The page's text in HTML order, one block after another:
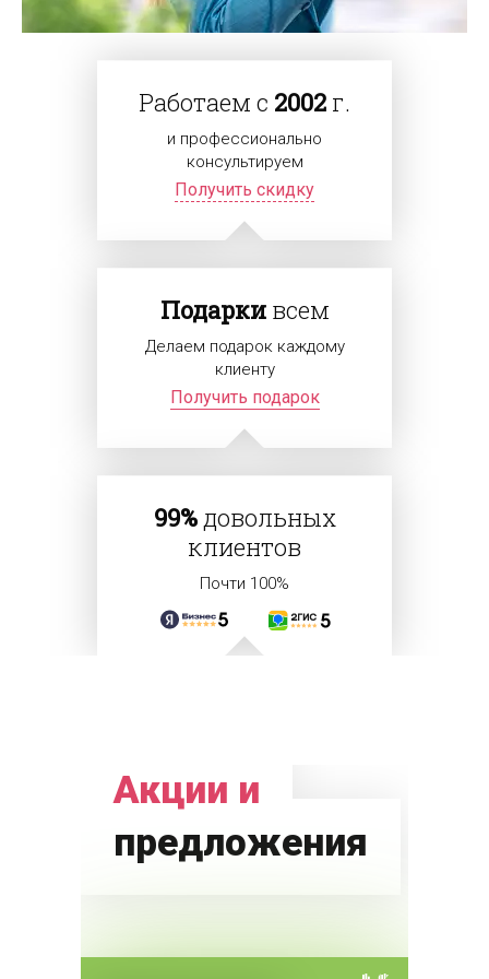
Работаем с 2002 г.
и профессионально
консультируем
Получить скидку
Подаркивсем
Делаем подарок каждому
клиенту
Получить подарок
99%довольных
клиентов
Почти 100%
Акции и
предложения